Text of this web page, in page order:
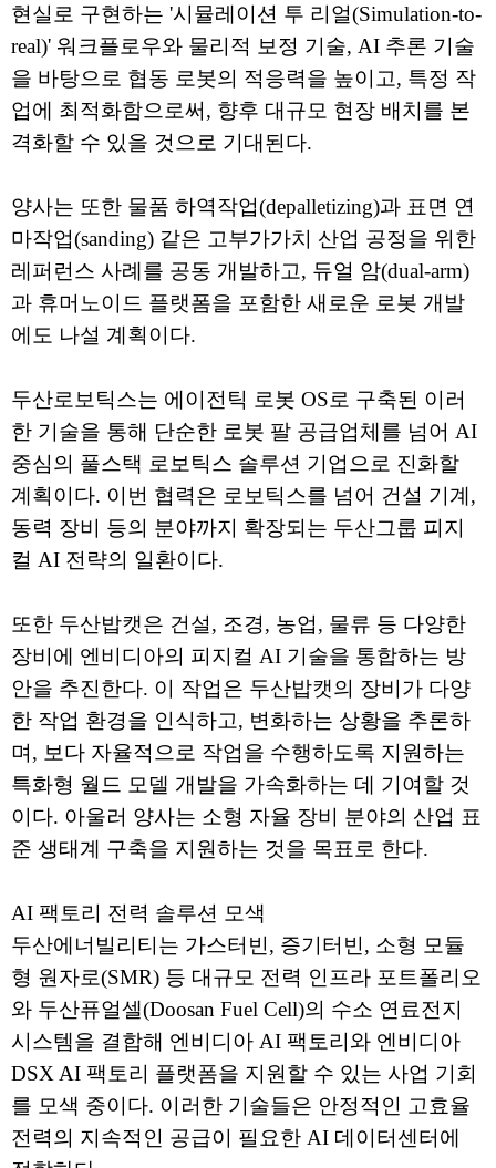
현실로 구현하는 '시뮬레이션 투 리얼(Simulation-to-
real)' 워크플로우와 물리적 보정 기술, AI 추론 기술
을 바탕으로 협동 로봇의 적응력을 높이고, 특정 작
업에 최적화함으로써, 향후 대규모 현장 배치를 본
격화할 수 있을 것으로 기대된다.
양사는 또한 물품 하역작업(depalletizing)과 표면 연
마작업(sanding) 같은 고부가가치 산업 공정을 위한
레퍼런스 사례를 공동 개발하고, 듀얼 암(dual-arm)
과 휴머노이드 플랫폼을 포함한 새로운 로봇 개발
에도 나설 계획이다.
두산로보틱스는 에이전틱 로봇 OS로 구축된 이러
한 기술을 통해 단순한 로봇 팔 공급업체를 넘어 AI
중심의 풀스택 로보틱스 솔루션 기업으로 진화할
계획이다. 이번 협력은 로보틱스를 넘어 건설 기계,
동력 장비 등의 분야까지 확장되는 두산그룹 피지
컬 AI 전략의 일환이다.
또한 두산밥캣은 건설, 조경, 농업, 물류 등 다양한
장비에 엔비디아의 피지컬 AI 기술을 통합하는 방
안을 추진한다. 이 작업은 두산밥캣의 장비가 다양
한 작업 환경을 인식하고, 변화하는 상황을 추론하
며, 보다 자율적으로 작업을 수행하도록 지원하는
특화형 월드 모델 개발을 가속화하는 데 기여할 것
이다. 아울러 양사는 소형 자율 장비 분야의 산업 표
준 생태계 구축을 지원하는 것을 목표로 한다.
AI 팩토리 전력 솔루션 모색
두산에너빌리티는 가스터빈, 증기터빈, 소형 모듈
형 원자로(SMR) 등 대규모 전력 인프라 포트폴리오
와 두산퓨얼셀(Doosan Fuel Cell)의 수소 연료전지
시스템을 결합해 엔비디아 AI 팩토리와 엔비디아
DSX AI 팩토리 플랫폼을 지원할 수 있는 사업 기회
를 모색 중이다. 이러한 기술들은 안정적인 고효율
전력의 지속적인 공급이 필요한 AI 데이터센터에